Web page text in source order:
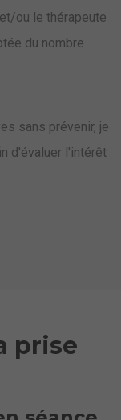
ou le thérapeute
du nombre
sans prévenir, je
d'évaluer l'intérêt
prise